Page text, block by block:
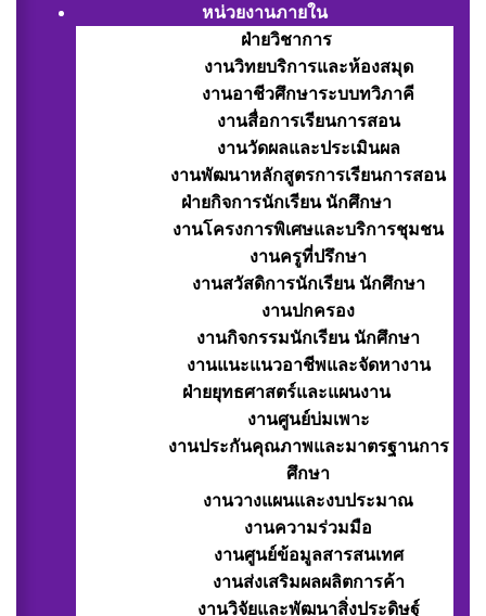
หน่วยงานภายใน
ฝ่ายวิชาการ
งานวิทยบริการและห้องสมุด
งานอาชีวศึกษาระบบทวิภาคี
งานสื่อการเรียนการสอน
งานวัดผลและประเมินผล
งานพัฒนาหลักสูตรการเรียนการสอน
ฝ่ายกิจการนักเรียน นักศึกษา
งานโครงการพิเศษและบริการชุมชน
งานครูที่ปรึกษา
งานสวัสดิการนักเรียน นักศึกษา
งานปกครอง
งานกิจกรรมนักเรียน นักศึกษา
งานแนะแนวอาชีพและจัดหางาน
ฝ่ายยุทธศาสตร์และแผนงาน
งานศูนย์บ่มเพาะ
งานประกันคุณภาพและมาตรฐานการ
ศึกษา
งานวางแผนและงบประมาณ
งานความร่วมมือ
งานศูนย์ข้อมูลสารสนเทศ
งานส่งเสริมผลผลิตการค้า
งานวิจัยและพัฒนาสิ่งประดิษฐ์